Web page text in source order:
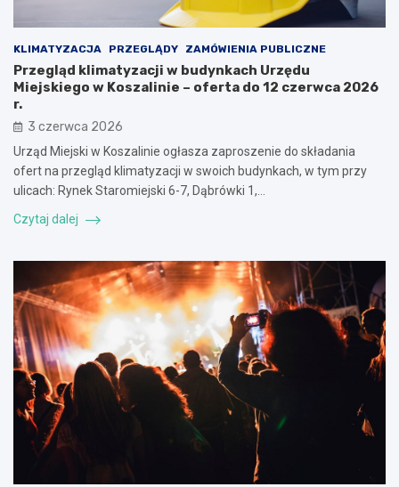
KLIMATYZACJA PRZEGLĄDY ZAMÓWIENIA PUBLICZNE
Przegląd klimatyzacji w budynkach Urzędu
Miejskiego w Koszalinie – oferta do 12 czerwca 2026
r.
3 czerwca 2026
Urząd Miejski w Koszalinie ogłasza zaproszenie do składania
ofert na przegląd klimatyzacji w swoich budynkach, w tym przy
ulicach: Rynek Staromiejski 6-7, Dąbrówki 1,…
Czytaj dalej